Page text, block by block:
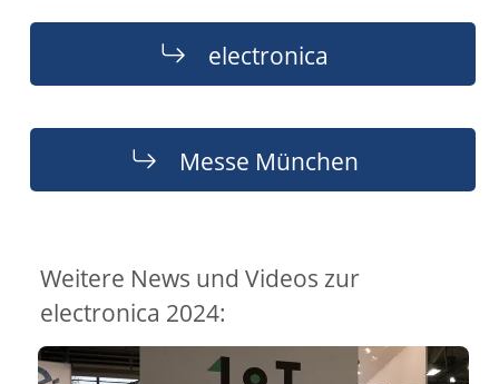
electronica
Messe München
Weitere News und Videos zur
electronica 2024: